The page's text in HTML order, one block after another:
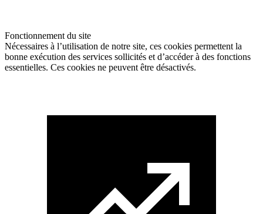
Fonctionnement du site
Nécessaires à l’utilisation de notre site, ces cookies permettent la
bonne exécution des services sollicités et d’accéder à des fonctions
essentielles. Ces cookies ne peuvent être désactivés.